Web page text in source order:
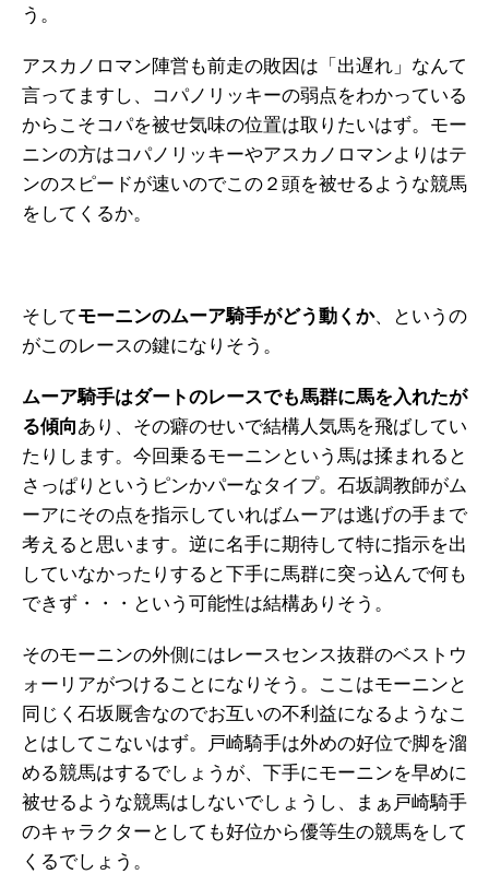
う。
アスカノロマン陣営も前走の敗因は「出遅れ」なんて
言ってますし、コパノリッキーの弱点をわかっている
からこそコパを被せ気味の位置は取りたいはず。モー
ニンの方はコパノリッキーやアスカノロマンよりはテ
ンのスピードが速いのでこの２頭を被せるような競馬
をしてくるか。
そしてモーニンのムーア騎手がどう動くか、というの
がこのレースの鍵になりそう。
ムーア騎手はダートのレースでも馬群に馬を入れたが
る傾向あり、その癖のせいで結構人気馬を飛ばしてい
たりします。今回乗るモーニンという馬は揉まれると
さっぱりというピンかパーなタイプ。石坂調教師がム
ーアにその点を指示していればムーアは逃げの手まで
考えると思います。逆に名手に期待して特に指示を出
していなかったりすると下手に馬群に突っ込んで何も
できず・・・という可能性は結構ありそう。
そのモーニンの外側にはレースセンス抜群のベストウ
ォーリアがつけることになりそう。ここはモーニンと
同じく石坂厩舎なのでお互いの不利益になるようなこ
とはしてこないはず。戸崎騎手は外めの好位で脚を溜
める競馬はするでしょうが、下手にモーニンを早めに
被せるような競馬はしないでしょうし、まぁ戸崎騎手
のキャラクターとしても好位から優等生の競馬をして
くるでしょう。